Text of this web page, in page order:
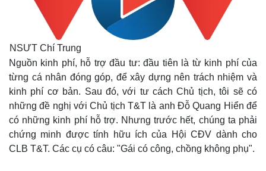
NSƯT Chí Trung
Nguồn kinh phí, hỗ trợ đầu tư: đầu tiên là từ kinh phí của
từng cá nhân đóng góp, để xây dựng nên trách nhiệm và
kinh phí cơ bản. Sau đó, với tư cách Chủ tịch, tôi sẽ có
những đề nghị với Chủ tịch T&T là anh Đỗ Quang Hiển để
có những kinh phí hỗ trợ. Nhưng trước hết, chúng ta phải
chứng minh được tính hữu ích của Hội CĐV dành cho
CLB T&T. Các cụ có câu: "Gái có công, chồng không phụ".